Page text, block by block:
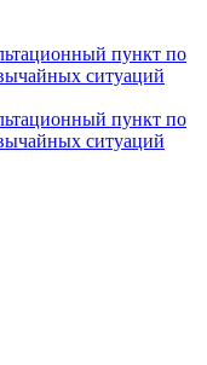
пункт по
ситуаций
пункт по
ситуаций